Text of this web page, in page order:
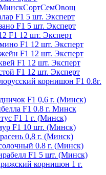
F1 5 шт. Эксперт
F1 5 шт. Эксперт
F1 12 шт. Эксперт
F1 12 шт. Эксперт
F1 12 шт. Эксперт
F1 12 шт. Эксперт
F1 12 шт. Эксперт
корнишон F1 0.8г.
F1 0,6 г. (Минск)
F1 0.8 г. Минск
F1 1 г. (Минск)
F1 10 шт. (Минск)
0,8 г. (Минск)
0.8 г. (Минск)
F1 5 шт. (Минск)
корнишон 1 г.